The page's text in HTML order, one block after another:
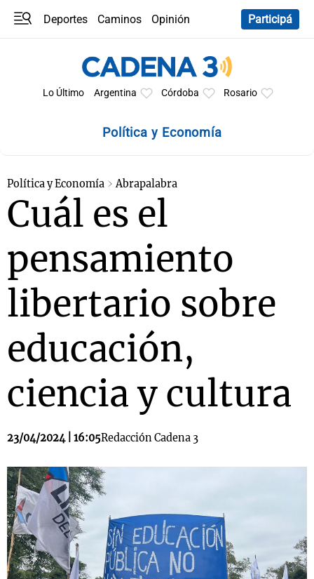
Deportes Caminos
Opinión
Participá
Lo Último Argentina Córdoba Rosario
Política y Economía
Política y Economía Abrapalabra
Cuál es el
pensamiento
libertario sobre
educación,
ciencia y cultura
23/04/2024 | 16:05Redacción Cadena 3